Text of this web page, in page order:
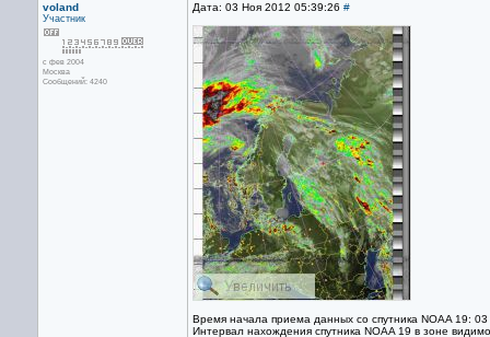
voland
Участник
с фев 2004
Москва
Сообщений: 4240
Дата: 03 Ноя 2012 05:39:26 #
Время начала приема данных со спутника NOAA 19:
Интервал нахождения спутника NOAA 19 в зоне